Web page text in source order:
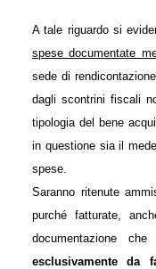
A tale riguardo si
spese documentate
sede di
dagli scontrini fiscali
tipologia del bene
in questione sia il
spese.
Saranno ritenute
purché fatturate,
documentazione
esclusivamente da